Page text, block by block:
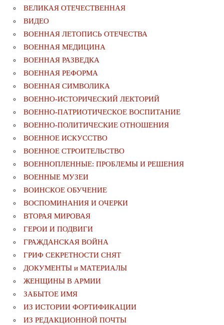
ВЕЛИКАЯ ОТЕЧЕСТВЕННАЯ
ВИДЕО
ВОЕННАЯ ЛЕТОПИСЬ ОТЕЧЕСТВА
ВОЕННАЯ МЕДИЦИНА
ВОЕННАЯ РАЗВЕДКА
ВОЕННАЯ РЕФОРМА
ВОЕННАЯ СИМВОЛИКА
ВОЕННО-ИСТОРИЧЕСКИЙ ЛЕКТОРИЙ
ВОЕННО-ПАТРИОТИЧЕСКОЕ ВОСПИТАНИЕ
ВОЕННО-ПОЛИТИЧЕСКИE ОТНОШЕНИЯ
ВОЕННОЕ ИСКУССТВО
ВОЕННОЕ СТРОИТЕЛЬСТВО
ВОЕННОПЛЕННЫЕ: ПРОБЛЕМЫ И РЕШЕНИЯ
ВОЕННЫЕ МУЗЕИ
ВОИНСКОЕ ОБУЧЕНИЕ
ВОСПОМИНАНИЯ И ОЧЕРКИ
ВТОРАЯ МИРОВАЯ
ГЕРОИ И ПОДВИГИ
ГРАЖДАНСКАЯ ВОЙНА
ГРИФ СЕКРЕТНОСТИ СНЯТ
ДОКУМЕНТЫ и МАТЕРИАЛЫ
ЖЕНЩИНЫ В АРМИИ
ЗАБЫТОЕ ИМЯ
ИЗ ИСТОРИИ ФОРТИФИКАЦИИ
ИЗ РЕДАКЦИОННОЙ ПОЧТЫ